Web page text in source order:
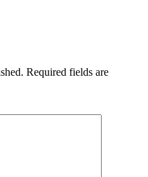
Required fields are